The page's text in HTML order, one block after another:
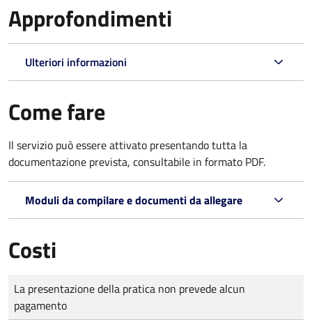
Approfondimenti
Ulteriori informazioni
Come fare
Il servizio può essere attivato presentando tutta la
documentazione prevista, consultabile in formato PDF.
Moduli da compilare e documenti da allegare
Costi
Tipo di pagamento
Importo
La presentazione della pratica non prevede alcun
pagamento